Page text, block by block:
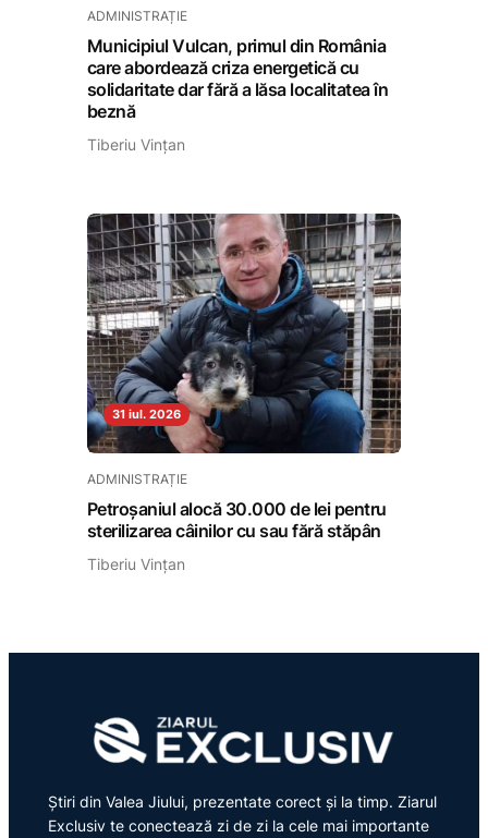
ADMINISTRAȚIE
Municipiul Vulcan, primul din România
care abordează criza energetică cu
solidaritate dar fără a lăsa localitatea în
beznă
Tiberiu Vințan
31 iul. 2026
ADMINISTRAȚIE
Petroșaniul alocă 30.000 de lei pentru
sterilizarea câinilor cu sau fără stăpân
Tiberiu Vințan
Știri din Valea Jiului, prezentate corect și la timp. Ziarul
Exclusiv te conectează zi de zi la cele mai importante